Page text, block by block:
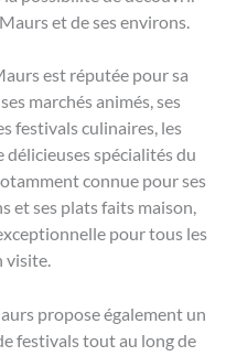
et de ses environs.
est réputée pour sa
marchés animés, ses
festivals culinaires, les
spécialités du
connue pour ses
et ses plats faits maison,
pour tous les
visite.
propose également un
festivals tout au long de